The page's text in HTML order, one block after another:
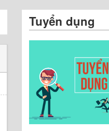
Tuyển dụng